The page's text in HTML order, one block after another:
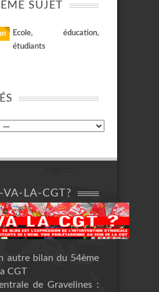
SUJET
Ecole, éducation,
étudiants
VA-LA-CGT?
autre bilan du 54ème
CGT
de Gravelines :